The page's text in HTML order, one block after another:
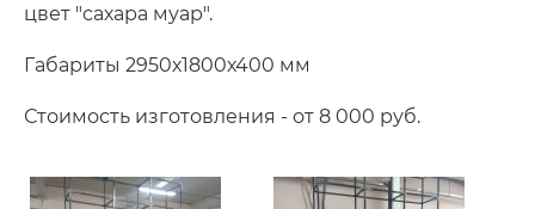
цвет "сахара муар".
Габариты 2950х1800х400 мм
Стоимость изготовления - от 8 000 руб.